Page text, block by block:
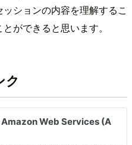
ションの内容を理解するこ
ができると思います。
ク